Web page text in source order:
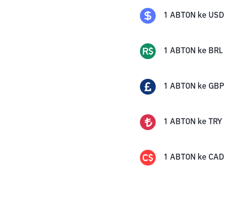
1 ABTON ke USD
1 ABTON ke BRL
1 ABTON ke GBP
1 ABTON ke TRY
1 ABTON ke CAD